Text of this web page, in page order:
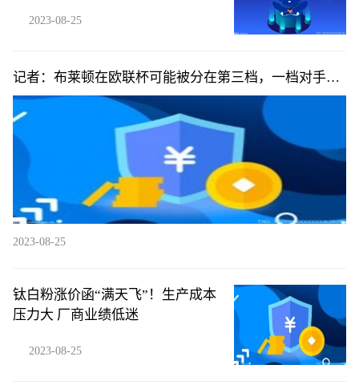
2023-08-25
记者：布莱顿在欧联杯可能被分在第三档，一档对手包
括罗马等队
2023-08-25
钛白粉涨价函“满天飞”！生产成本
压力大 厂商业绩低迷
2023-08-25